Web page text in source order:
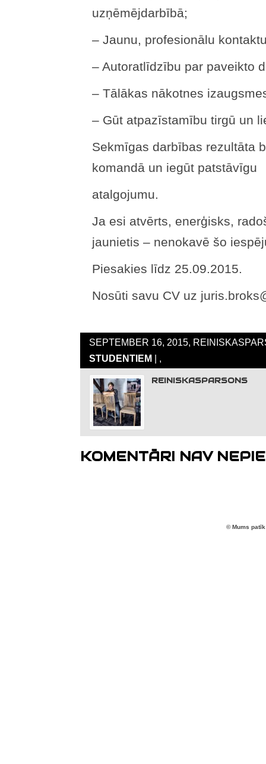
uzņēmējdarbībā;
– Jaunu, profesionālu
– Autoratlīdzību par paveikto
– Tālākas nākotnes
– Gūt atpazīstamību tirgū un
Sekmīgas darbības rezultāta
komandā un iegūt patstāvīgu
atalgojumu.
Ja esi atvērts, enerģisks,
jaunietis – nenokavē šo
Piesakies līdz 25.09.2015.
Nosūti savu CV uz
SEPTEMBER 16, 2015,
STUDENTIEM
| ,
REINISKASPARSONS
KOMENTĀRI NAV
© Mums